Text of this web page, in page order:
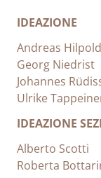
IDEAZIONE
Andreas Hilpold
Georg Niedrist
Johannes
Ulrike
IDEAZIONE
Alberto Scotti
Roberta